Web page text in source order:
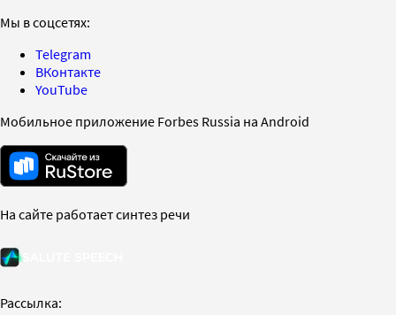
Мы в соцсетях:
Telegram
ВКонтакте
YouTube
Мобильное приложение Forbes Russia на Android
На сайте работает синтез речи
Рассылка: